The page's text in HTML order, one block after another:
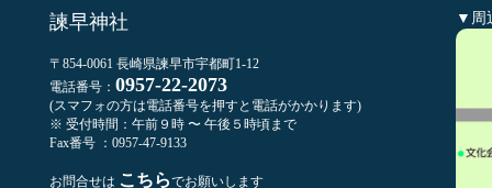
諫早神社
〒854-0061 長崎県諫早市宇都町1-12
電話番号： 0957-22-2073
(スマフォの方は電話番号を押すと電話がかかります)
※ 受付時間：午前９時 〜 午後５時頃まで
Fax番号 ：0957-47-9133
お問合せは こちらでお願いします
▼周